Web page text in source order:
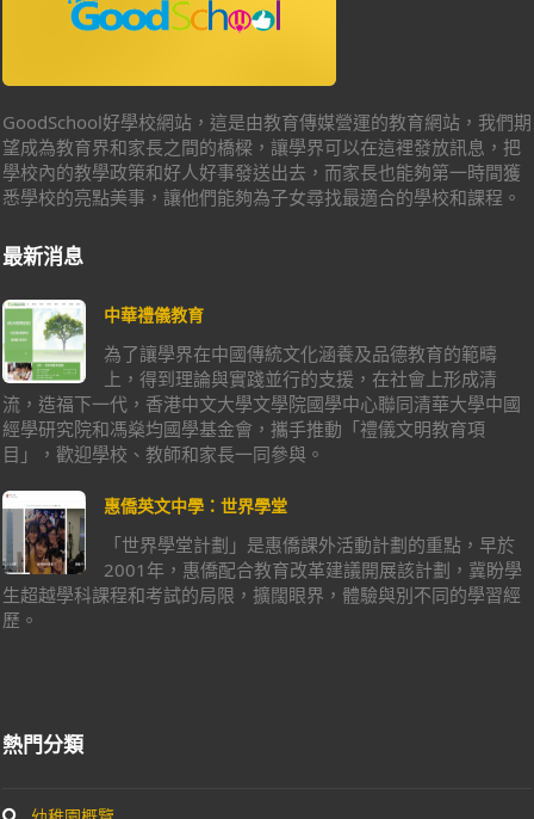
GoodSchool好學校網站，這是由教育傳媒營運的教育網站，我們期
望成為教育界和家長之間的橋樑，讓學界可以在這裡發放訊息，把
學校內的教學政策和好人好事發送出去，而家長也能夠第一時間獲
悉學校的亮點美事，讓他們能夠為子女尋找最適合的學校和課程。
最新消息
中華禮儀教育
為了讓學界在中國傳統文化涵養及品德教育的範疇
上，得到理論與實踐並行的支援，在社會上形成清
流，造福下一代，香港中文大學文學院國學中心聯同清華大學中國
經學研究院和馮燊均國學基金會，攜手推動「禮儀文明教育項
目」，歡迎學校、教師和家長一同參與。
惠僑英文中學：世界學堂
「世界學堂計劃」是惠僑課外活動計劃的重點，早於
2001年，惠僑配合教育改革建議開展該計劃，冀盼學
生超越學科課程和考試的局限，擴闊眼界，體驗與別不同的學習經
歷。
熱門分類